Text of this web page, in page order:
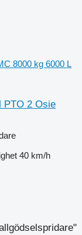
8000 kg 6000 L
PTO 2 Osie
40 km/h